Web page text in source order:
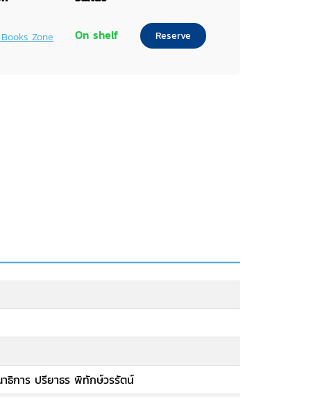
Zone On shelf Reserve
การ ปรียาธร พิทักษ์วรรัตน์